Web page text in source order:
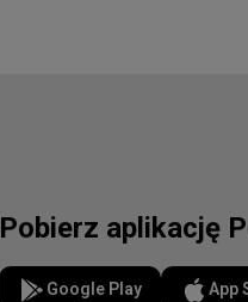
Pobierz aplikację
Google Play App